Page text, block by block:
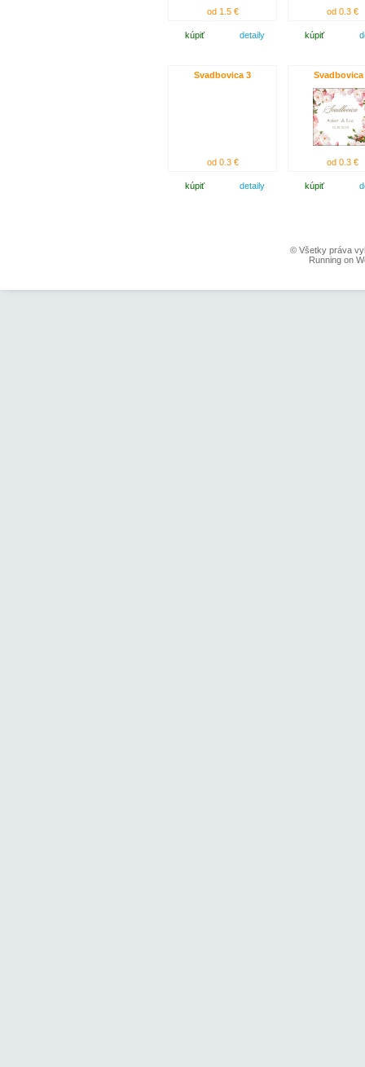
od 1.5 €
kúpiť detaily
od 0.3 €
kúpiť
Svadbovica 3
od 0.3 €
kúpiť detaily
Svadbovica
od 0.3 €
kúpiť
© Všetky práva
Running on